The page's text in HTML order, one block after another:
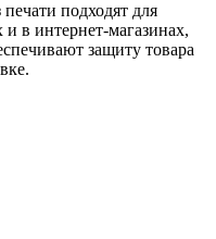
подходят для
в интернет-магазинах,
защиту товара